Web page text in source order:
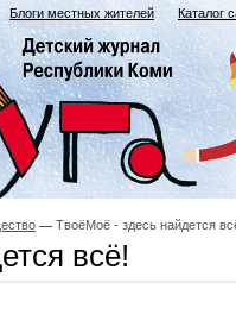
Блоги местных жителей Каталог
ТвоёМоё - здесь найдется
всё!